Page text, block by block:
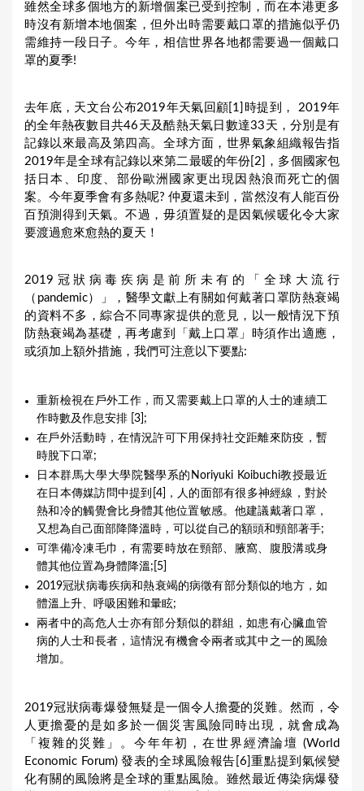
雖然全球多個地方的新增個案已受到控制，而在本港更多
時沒有新增本地個案，但外出時需要戴口罩的措施似乎仍
需維持一段日子。今年，相信世界各地都需要過一個戴口
罩的夏季!
去年底，天文台公布2019年天氣回顧[1]時提到， 2019年
的全年熱夜數目共46天及酷熱天氣日數達33天，分別是有
記錄以來最高及第四高。全球方面，世界氣象組織報告指
2019年是全球有記錄以來第二最暖的年份[2]，多個國家包
括日本、印度、部份歐洲國家更出現因熱浪而死亡的個
案。今年夏季會有多熱呢? 仲夏還未到，當然沒有人能百份
百預測得到天氣。不過，毋須置疑的是因氣候暖化令大家
要渡過愈來愈熱的夏天！
2019冠狀病毒疾病是前所未有的「全球大流行
（pandemic）」，醫學文獻上有關如何戴著口罩防熱衰竭
的資料不多，綜合不同專家提供的意見，以一般情況下預
防熱衰竭為基礎，再考慮到「戴上口罩」時須作出適應，
或須加上額外措施，我們可注意以下要點:
重新檢視在戶外工作，而又需要戴上口罩的人士的連續工
作時數及作息安排 [3];
在戶外活動時，在情況許可下用保持社交距離來防疫，暫
時脫下口罩;
日本群馬大學大學院醫學系的Noriyuki Koibuchi教授最近
在日本傳媒訪問中提到[4]，人的面部有很多神經線，對於
熱和冷的觸覺會比身體其他位置敏感。他建議戴著口罩，
又想為自己面部降降溫時，可以從自己的額頭和頸部著手;
可準備冷凍毛巾，有需要時放在頸部、腋窩、腹股溝或身
體其他位置為身體降溫;[5]
2019冠狀病毒疾病和熱衰竭的病徵有部分類似的地方，如
體溫上升、呼吸困難和暈眩;
兩者中的高危人士亦有部分類似的群組，如患有心臟血管
病的人士和長者，這情況有機會令兩者或其中之一的風險
增加。
2019冠狀病毒爆發無疑是一個令人擔憂的災難。然而，令
人更擔憂的是如多於一個災害風險同時出現，就會成為
「複雜的災難」。今年年初，在世界經濟論壇 (World
Economic Forum) 發表的全球風險報告[6]重點提到氣候變
化有關的風險將是全球的重點風險。雖然最近傳染病爆發